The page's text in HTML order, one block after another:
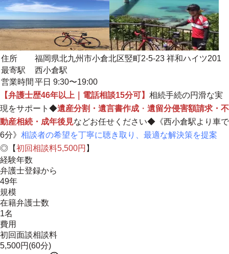
住所
福岡県北九州市小倉北区竪町2-5-23 祥和ハイツ201
最寄駅
西小倉駅
営業時間 平日 9:30〜19:00
【弁護士歴46年以上｜電話相談15分可】 相続手続の円滑な実
現をサポート◆遺産分割・遺言書作成 ・ 遺留分侵害額請求・不
動産相続・成年後見などお任せください◆《西小倉駅より車で
6分》 相談者の希望を丁寧に聴き取り、最適な解決策を提案
◎【初回相談料5,500円 】
経験年数
弁護士登録から
49年
規模
在籍弁護士数
1名
費用
初回面談相談料
5,500円(60分)